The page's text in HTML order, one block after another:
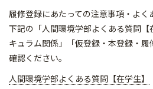
履修登録にあたっての注意事項・よく
下記の「人間環境学部よくある質問【
キュラム関係」「仮登録・本登録・
確認ください。
人間環境学部よくある質問【在学生】